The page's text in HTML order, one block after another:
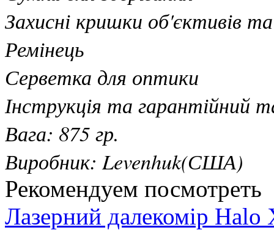
Захисні кришки об'єктивів та
Ремінець
Серветка для оптики
Інструкція та гарантійний
Вага: 875 гр.
Виробник: Levenhuk(США)
Рекомендуем посмотреть
Лазерний далекомір